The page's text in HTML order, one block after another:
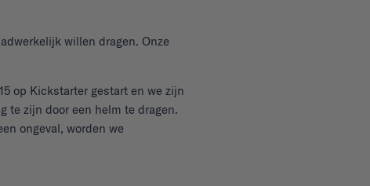
willen dragen. Onze
op Kickstarter gestart en we zijn
te zijn door een helm te dragen.
ongeval, worden we